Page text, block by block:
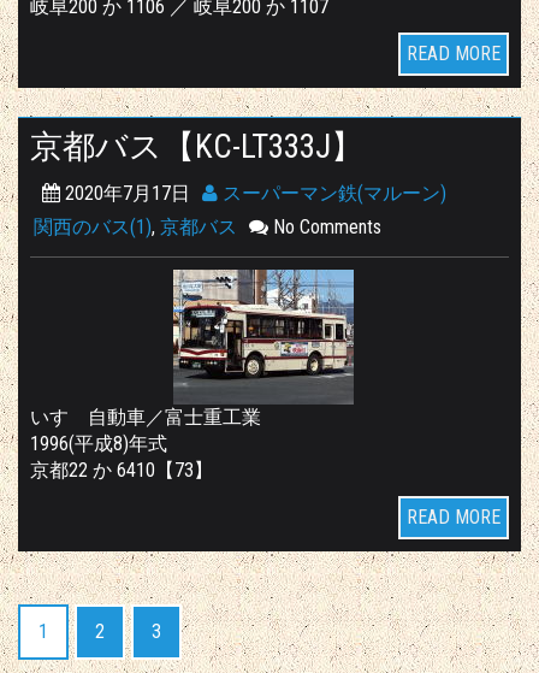
岐阜200 か 1106 ／ 岐阜200 か 1107
READ MORE
京都バス【KC-LT333J】
2020年7月17日
スーパーマン鉄(マルーン)
関西のバス(1), 京都バス No Comments
いすゞ自動車／富士重工業
1996(平成8)年式
京都22 か 6410【73】
READ MORE
1 2 3